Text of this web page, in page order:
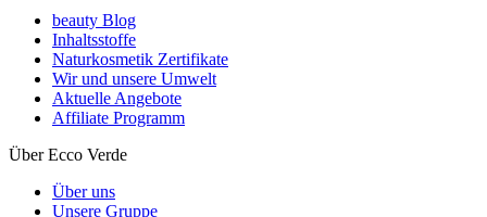
beauty Blog
Inhaltsstoffe
Naturkosmetik Zertifikate
Wir und unsere Umwelt
Aktuelle Angebote
Affiliate Programm
Über Ecco Verde
Über uns
Unsere Gruppe